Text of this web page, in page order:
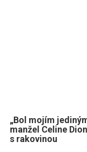
„Bol mojím
manžel Celine
s rakovinou